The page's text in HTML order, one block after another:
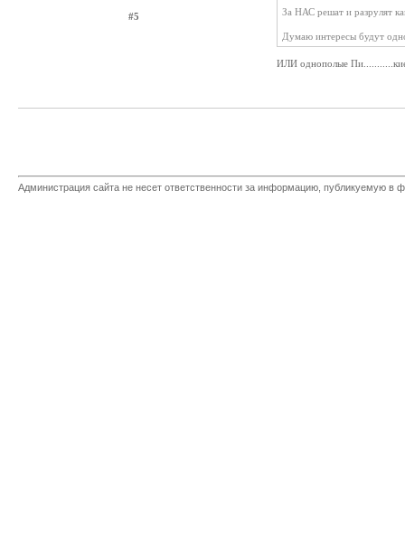
#5 За НАС решат и разрулят
Думаю интересы будут
ИЛИ однополые
Администрация сайта не несет ответственности за информацию, публикуемую